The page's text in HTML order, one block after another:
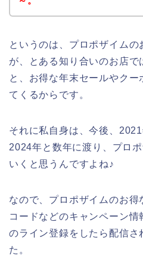
というのは、プロポザイム
が、とある知り合いのお店で
と、お得な年末セールやク
てくるからです。
それに私自身は、今後、
2024年と数年に渡り、プロ
いくと思うんですよね♪
なので、プロポザイムのお得
コードなどのキャンペーン
のライン登録をしたら配信さ
た。